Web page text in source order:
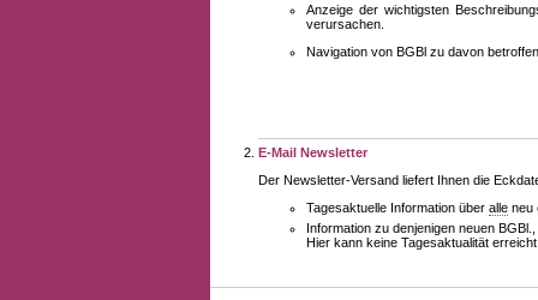
Anzeige der wichtigsten
verursachen.
Navigation von BGBl zu davon
E-Mail Newsletter
Der Newsletter-Versand liefert Ihnen die
Tagesaktuelle Information über alle neu
Information zu denjenigen neuen
Hier kann keine Tagesaktualität